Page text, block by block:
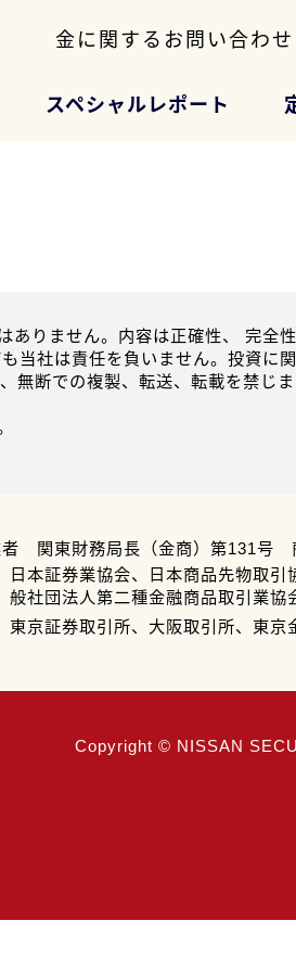
金に関するお問い合わせ
スペシャルレポート
りません。内容は正確性、 完全
当社は責任を負いません。投資に
無断での複製、転送、転載を禁じま
者 関東財務局長（金商）第131号
日本証券業協会、日本商品先物取
般社団法人第二種金融商品取引業協
東京証券取引所、大阪取引所、東
Copyright © NISSAN